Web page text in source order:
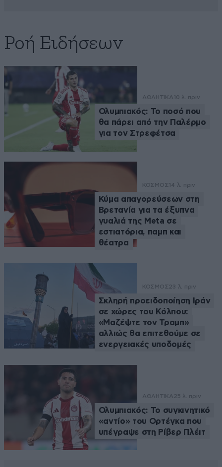
Ροή Ειδήσεων
ΑΘΛΗΤΙΚΑ 10 λ. πριν
Ολυμπιακός: Το ποσό που
θα πάρει από την Παλέρμο
για τον Στρεφέτσα
ΚΟΣΜΟΣ 14 λ. πριν
Κύμα απαγορεύσεων στη
Βρετανία για τα έξυπνα
γυαλιά της Meta σε
εστιατόρια, παμπ και
θέατρα
ΚΟΣΜΟΣ23 λ. πριν
Σκληρή προειδοποίηση Ιράν
σε χώρες του Κόλπου:
«Μαζέψτε τον Τραμπ»
αλλιώς θα επιτεθούμε σε
ενεργειακές υποδομές
ΑΘΛΗΤΙΚΑ 25 λ. πριν
Ολυμπιακός: Το συγκινητικό
«αντίο» του Ορτέγκα που
υπέγραψε στη Ρίβερ Πλέιτ